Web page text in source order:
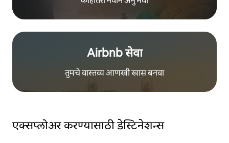
Airbnb सेवा
तुमचे वास्तव्य आणखी खास बनवा
एक्सप्लोअर करण्यासाठी डेस्टिनेशन्स